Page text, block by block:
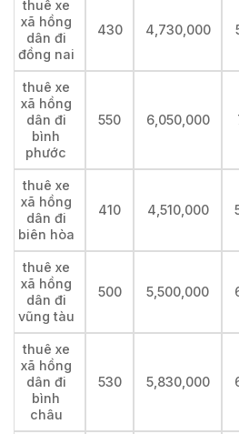
thuê xe
xã hồng
dân đi
đồng nai
430 4,730,000
thuê xe
xã hồng
dân đi
bình
phước
550 6,050,000
thuê xe
xã hồng
dân đi
biên hòa
410 4,510,000
thuê xe
xã hồng
dân đi
vũng tàu
500 5,500,000
thuê xe
xã hồng
dân đi
bình
châu
530 5,830,000